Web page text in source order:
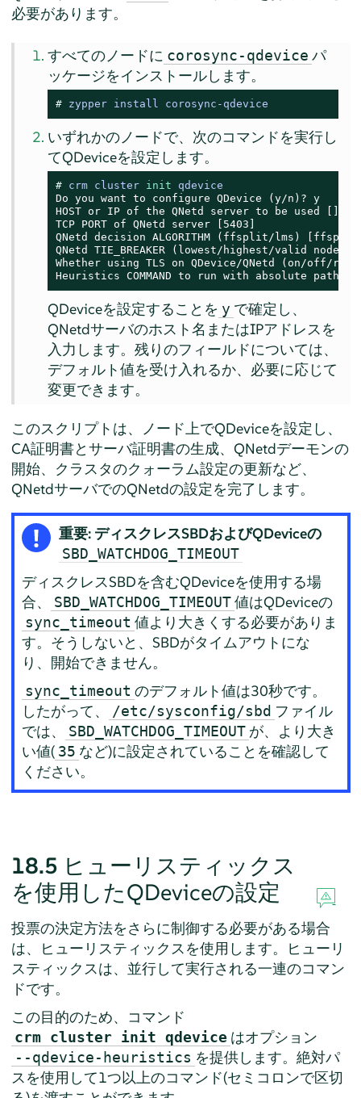
必要があります。
すべてのノードに corosync-qdevice パ
ッケージをインストールします。
# zypper install corosync-qdevice
いずれかのノードで、次のコマンドを実行し
てQDeviceを設定します。
# crm cluster init qdevice
Do you want to configure QDevice (y/n)? y
HOST or IP of the QNetd server to be used []
TCP PORT of QNetd server [5403]
QNetd decision ALGORITHM (ffsplit/lms)
QNetd TIE_BREAKER (lowest/highest/valid node
Whether using TLS on QDevice/QNetd (on/off/
Heuristics COMMAND to run with absolute
QDeviceを設定することを y で確定し、
QNetdサーバのホスト名またはIPアドレスを
入力します。残りのフィールドについては、
デフォルト値を受け入れるか、必要に応じて
変更できます。
このスクリプトは、ノード上でQDeviceを設定し、
CA証明書とサーバ証明書の生成、QNetdデーモンの
開始、クラスタのクォーラム設定の更新など、
QNetdサーバでのQNetdの設定を完了します。
重要: ディスクレスSBDおよびQDeviceの
SBD_WATCHDOG_TIMEOUT
ディスクレスSBDを含むQDeviceを使用する場
合、
SBD_WATCHDOG_TIMEOUT値はQDeviceの
sync_timeout 値より大きくする必要がありま
す。そうしないと、SBDがタイムアウトにな
り、開始できません。
sync_timeout のデフォルト値は30秒です。
したがって、
/etc/sysconfig/sbd ファイル
では、
SBD_WATCHDOG_TIMEOUT が、より大き
い値( 35 など)に設定されていることを確認して
ください。
18.5 ヒューリスティックス
を使用したQDeviceの設定
投票の決定方法をさらに制御する必要がある場合
は、ヒューリスティックスを使用します。ヒューリ
スティックスは、並行して実行される一連のコマン
ドです。
この目的のため、コマンド
crm cluster init qdevice はオプション
--qdevice-heuristics を提供します。絶対パ
スを使用して1つ以上のコマンド(セミコロンで区切